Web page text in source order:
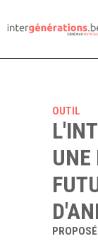
OUTIL
UNE